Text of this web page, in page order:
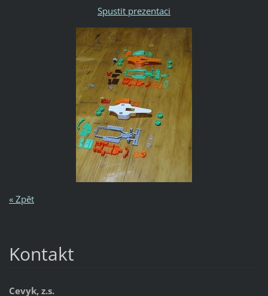
Spustit prezentaci
« Zpět
Kontakt
Cevyk, z.s.